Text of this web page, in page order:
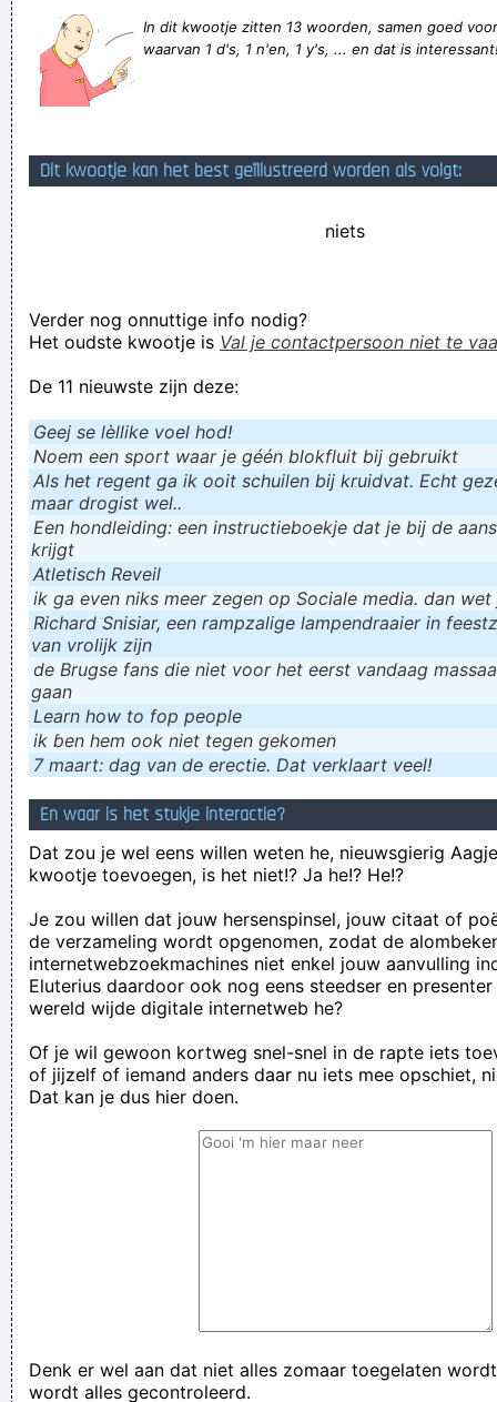
He's right, air is heavier than sugar. Learned that in chem
class
Opschortingsmelding. Hallo, We kunnen uw betaling niet voor
willen we je graag nog een keer zien, klik op onderstaande
link om je gegevens te valideren.
Opdoffer voor STVV vlak na de rust: Refaelov trapt
Anderlecht vanop de stip op voorsprong. Upduller for STVV
flat after the rest: Refaelov stairs Anderlecht fromup the dot
on frontjump
Verknoei je tijd op een nuttige manier!
In dit kwootje zitten 13 woorden, samen goed
waarvan 1 d's, 1 n'en, 1 y's, ... en dat is
Dit kwootje kan het best geïllustreerd worden als volgt:
niets
Verder nog onnuttige info nodig?
Het oudste kwootje is Val je contactpersoon niet te
De 11 nieuwste zijn deze:
Geej se lèllike voel hod!
Noem een sport waar je géén blokfluit bij gebruikt
Als het regent ga ik ooit schuilen bij kruidvat. Echt
maar drogist wel..
Een hondleiding: een instructieboekje dat je bij de
krijgt
Atletisch Reveil
ik ga even niks meer zegen op Sociale media. dan
Richard Snisiar, een rampzalige lampendraaier in
van vrolijk zijn
de Brugse fans die niet voor het eerst vandaag
gaan
Learn how to fop people
ik ɓen hem ook niet tegen gekomen
7 maart: dag van de erectie. Dat verklaart veel!
En waar is het stukje interactie?
Dat zou je wel eens willen weten he, nieuwsgierig
kwootje toevoegen, is het niet!? Ja he!? He!?
Je zou willen dat jouw hersenspinsel, jouw citaat of
de verzameling wordt opgenomen, zodat de
internetwebzoekmachines niet enkel jouw aanvulling
Eluterius daardoor ook nog eens steedser en
wereld wijde digitale internetweb he?
Of je wil gewoon kortweg snel-snel in de rapte iets
of jijzelf of iemand anders daar nu iets mee opschiet,
Dat kan je dus hier doen.
Denk er wel aan dat niet alles zomaar toegelaten
wordt alles gecontroleerd.